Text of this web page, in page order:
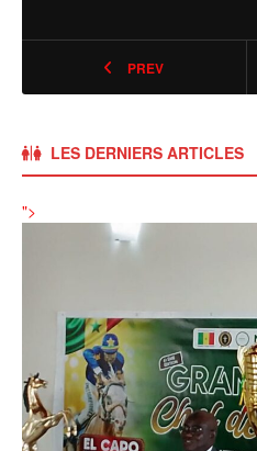
PREV
LES DERNIERS ARTICLES
‎">